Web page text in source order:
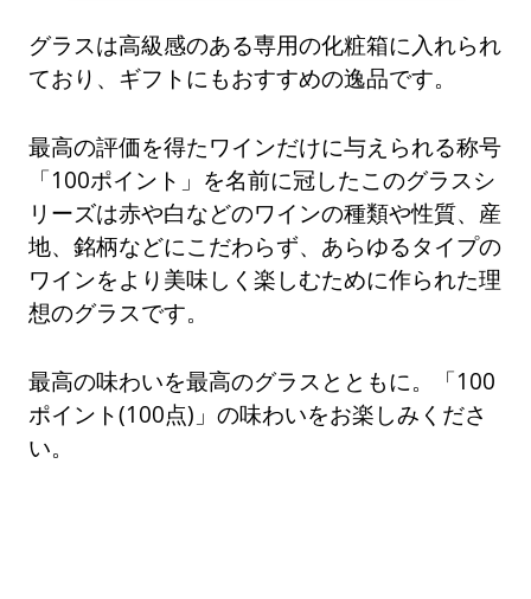
グラスは高級感のある専用の化粧箱に入れられ
ており、ギフトにもおすすめの逸品です。
最高の評価を得たワインだけに与えられる称号
「100ポイント」を名前に冠したこのグラスシ
リーズは赤や白などのワインの種類や性質、産
地、銘柄などにこだわらず、あらゆるタイプの
ワインをより美味しく楽しむために作られた理
想のグラスです。
最高の味わいを最高のグラスとともに。「100
ポイント(100点)」の味わいをお楽しみくださ
い。